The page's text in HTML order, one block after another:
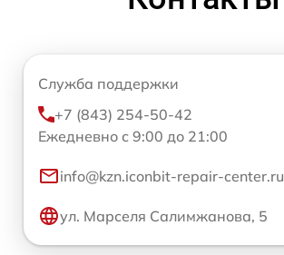
Служба поддержки
+7 (843) 254-50-42
Ежедневно с 9:00 до 21:00
info@kzn.iconbit-repair-center.ru
ул. Марселя Салимжанова, 5